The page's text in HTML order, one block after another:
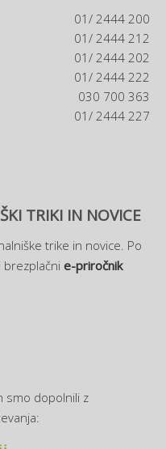
01/ 2444 200
01/ 2444 212
01/ 2444 202
01/ 2444 222
030 700 363
01/ 2444 227
TRIKI IN NOVICE
trike in novice. Po
brezplačni e-priročnik
smo dopolnili z